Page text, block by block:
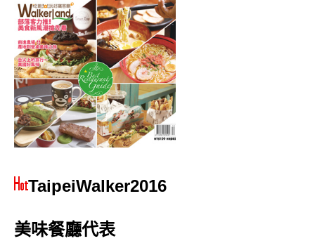
TaipeiWalker2016
美味餐廳代表